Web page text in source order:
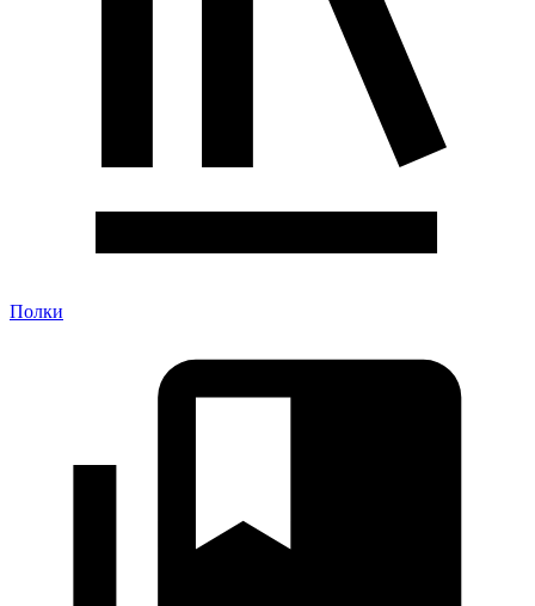
Полки